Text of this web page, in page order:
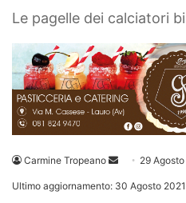
Le pagelle dei calciatori
Carmine Tropeano
Invia 29 Agosto
Ultimo aggiornamento: 30 Agosto 2021